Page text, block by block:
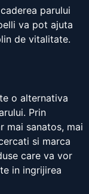
parului
va pot ajuta
de vitalitate.
o alternativa
Prin
mai sanatos, mai
si marca
care va vor
in ingrijirea